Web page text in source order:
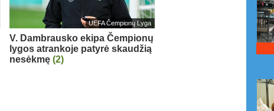
UEFA Čempionų Lyga
V. Dambrausko ekipa Čempionų
lygos atrankoje patyrė skaudžią
nesėkmę (2)